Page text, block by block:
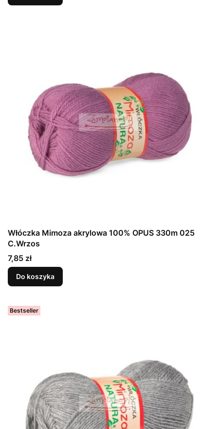
Włóczka Mimoza akrylowa 100% OPUS 330m 025
C.Wrzos
Cena
7,85 zł
Do koszyka
Bestseller